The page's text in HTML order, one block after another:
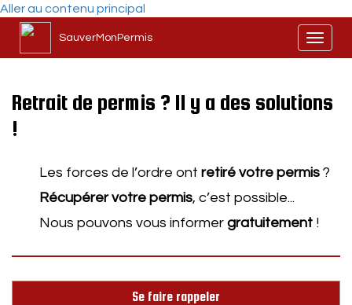
Aller au contenu principal
SauverMonPermis
Retrait de permis ? Il y a des solutions
!
Les forces de l’ordre ont retiré votre permis ?
Récupérer votre permis, c’est possible...
Nous pouvons vous informer gratuitement !
Se faire rappeler